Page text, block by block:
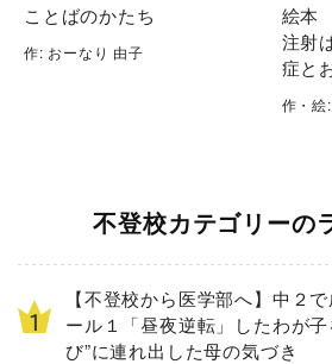
ことばのかたち
作: おーなり 由子
絵本
注射
症と
作・絵
不登校カテゴリーの
【不登校から医学部へ】中２
ール１「昼夜逆転」したわが子
び”に連れ出した母の気づき